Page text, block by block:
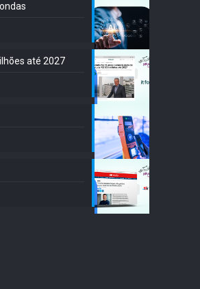
até 2027